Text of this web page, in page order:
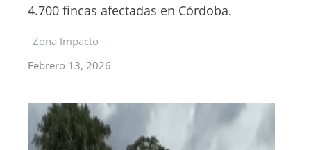
4.700 fincas afectadas en Córdoba.
Zona Impacto
Febrero 13, 2026